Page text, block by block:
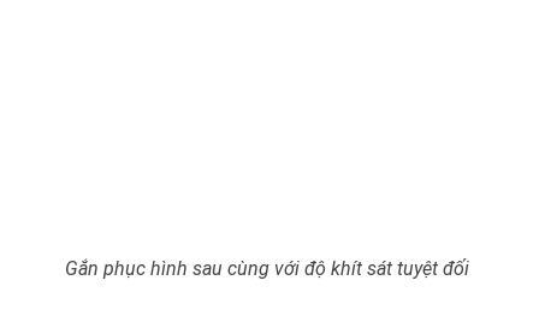
Gắn phục hình sau cùng với độ khít sát tuyệt đối